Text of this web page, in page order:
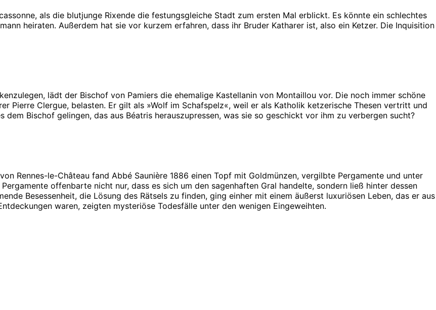
als die blutjunge Rixende die festungsgleiche Stadt zum ersten Mal erblickt. Es könnte ein schlechtes
heiraten. Außerdem hat sie vor kurzem erfahren, dass ihr Bruder Katharer ist, also ein Ketzer. Die Inquisition
lädt der Bischof von Pamiers die ehemalige Kastellanin von Montaillou vor. Die noch immer schöne
Pierre Clergue, belasten. Er gilt als »Wolf im Schafspelz«, weil er als Katholik ketzerische Thesen vertritt und
Bischof gelingen, das aus Béatris herauszupressen, was sie so geschickt vor ihm zu verbergen sucht?
Rennes-le-Château fand Abbé Saunière 1886 einen Topf mit Goldmünzen, vergilbte Pergamente und unter
offenbarte nicht nur, dass es sich um den sagenhaften Gral handelte, sondern ließ hinter dessen
Besessenheit, die Lösung des Rätsels zu finden, ging einher mit einem äußerst luxuriösen Leben, das er aus
waren, zeigten mysteriöse Todesfälle unter den wenigen Eingeweihten.